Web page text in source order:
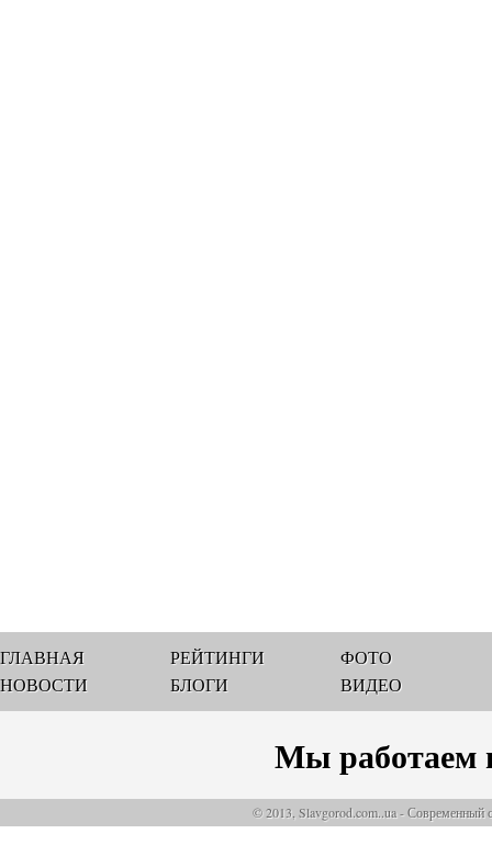
ГЛАВНАЯ
НОВОСТИ
РЕЙТИНГИ
БЛОГИ
ФОТО
ВИДЕО
Мы работаем
© 2013, Slavgorod.com..ua - Современный